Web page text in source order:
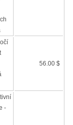
56.00 $
-